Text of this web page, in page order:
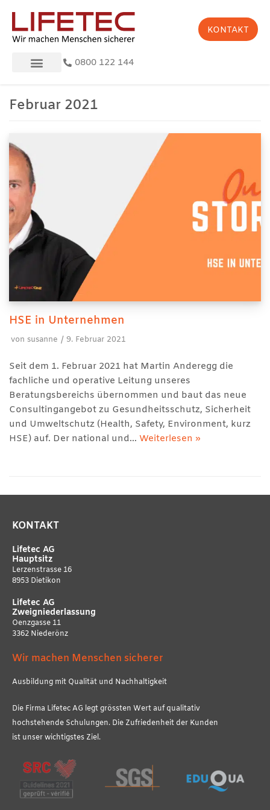
KONTAKT
0800 122 144
Februar 2021
HSE in Unternehmen
von susanne 9. Februar 2021
Seit dem 1. Februar 2021 hat Martin Anderegg die
fachliche und operative Leitung unseres
Beratungsbereichs übernommen und baut das neue
Consultingangebot zu Gesundheitsschutz, Sicherheit
und Umweltschutz (Health, Safety, Environment, kurz
HSE) auf. Der national und… Weiterlesen »
KONTAKT
Lifetec AG
Hauptsitz
Lerzenstrasse 16
8953 Dietikon
Lifetec AG
Zweigniederlassung
Oenzgasse 11
3362 Niederönz
Wir machen Menschen sicherer
Ausbildung mit Qualität und Nachhaltigkeit
Die Firma Lifetec AG legt grössten Wert auf qualitativ
hochstehende Schulungen. Die Zufriedenheit der Kunden
ist unser wichtigstes Ziel.